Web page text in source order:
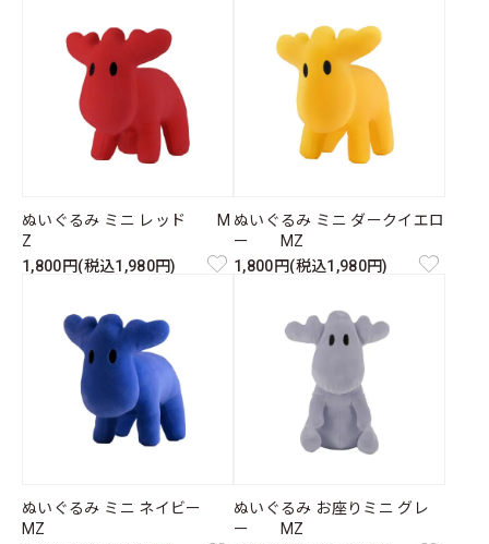
ぬいぐるみ ミニ レッド M
Z
1,800円(税込1,980円)
ぬいぐるみ ミニ ダークイエロ
ー MZ
1,800円(税込1,980円)
ぬいぐるみ ミニ ネイビー
MZ
ぬいぐるみ お座りミニ グレ
ー MZ